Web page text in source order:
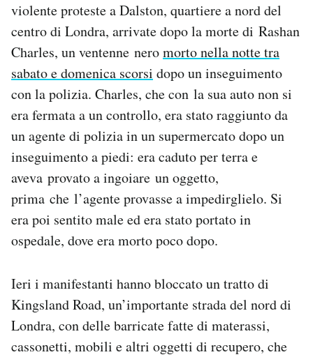
CALENDARIO
AREA PERSONALE
Area Personale
Newsletter
Regala il Post
Hai bisogno di aiuto?
Esci
violente proteste a Dalston, quartiere a nord del
centro di Londra, arrivate dopo la morte di Rashan
Charles, un ventenne neromorto nella notte tra
sabato e domenica scorsi dopo un inseguimento
con la polizia. Charles, che con la sua auto non si
era fermata a un controllo, era stato raggiunto da
un agente di polizia in un supermercato dopo un
inseguimento a piedi: era caduto per terra e
aveva provato a ingoiare un oggetto,
prima che l’agente provasse a impedirglielo. Si
era poi sentito male ed era stato portato in
ospedale, dove era morto poco dopo.
Ieri i manifestanti hanno bloccato un tratto di
Kingsland Road, un’importante strada del nord di
Londra, con delle barricate fatte di materassi,
cassonetti, mobili e altri oggetti di recupero, che